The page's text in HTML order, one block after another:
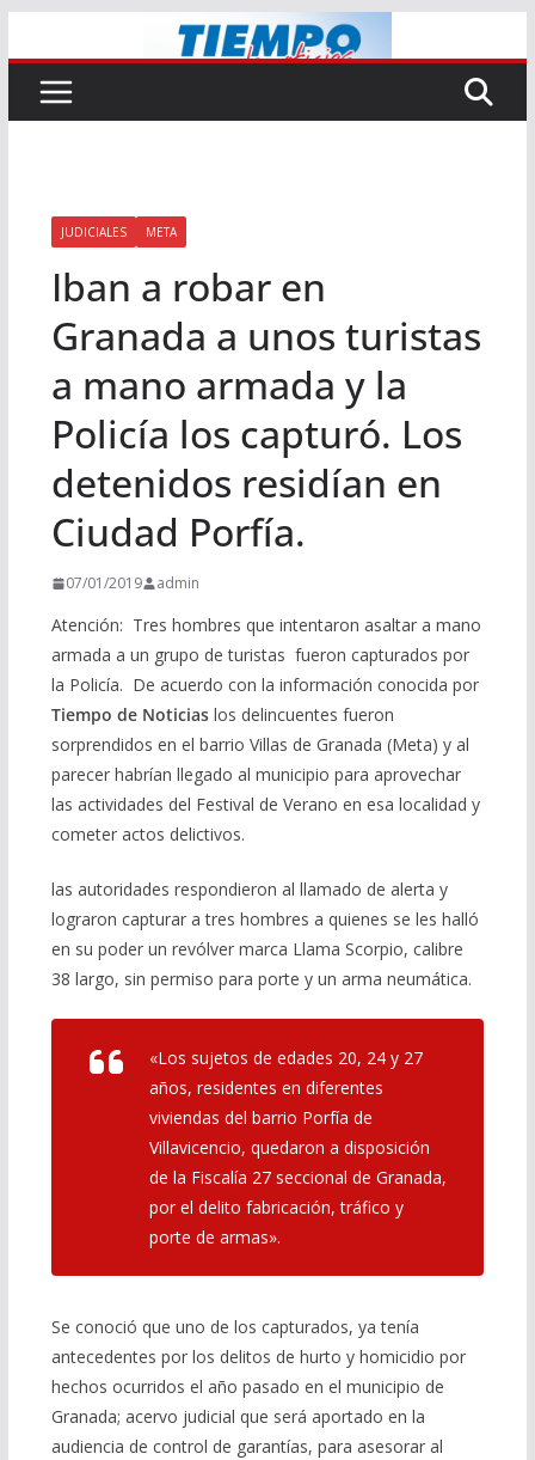
al
contenido
JUDICIALES META
Iban a robar en
Granada a unos turistas
a mano armada y la
Policía los capturó. Los
detenidos residían en
Ciudad Porfía.
07/01/2019 admin
Atención: Tres hombres que intentaron asaltar a mano
armada a un grupo de turistas fueron capturados por
la Policía. De acuerdo con la información conocida por
Tiempo de Noticias los delincuentes fueron
sorprendidos en el barrio Villas de Granada (Meta) y al
parecer habrían llegado al municipio para aprovechar
las actividades del Festival de Verano en esa localidad y
cometer actos delictivos.
las autoridades respondieron al llamado de alerta y
lograron capturar a tres hombres a quienes se les halló
en su poder un revólver marca Llama Scorpio, calibre
38 largo, sin permiso para porte y un arma neumática.
«Los sujetos de edades 20, 24 y 27
años, residentes en diferentes
viviendas del barrio Porfía de
Villavicencio, quedaron a disposición
de la Fiscalía 27 seccional de Granada,
por el delito fabricación, tráfico y
porte de armas».
Se conoció que uno de los capturados, ya tenía
antecedentes por los delitos de hurto y homicidio por
hechos ocurridos el año pasado en el municipio de
Granada; acervo judicial que será aportado en la
audiencia de control de garantías, para asesorar al